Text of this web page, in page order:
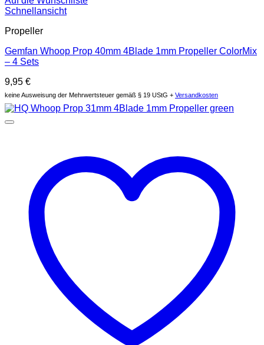
Schnellansicht
Propeller
Gemfan Whoop Prop 40mm 4Blade 1mm Propeller ColorMix
– 4 Sets
9,95 €
keine Ausweisung der Mehrwertsteuer gemäß § 19 UStG + Versandkosten